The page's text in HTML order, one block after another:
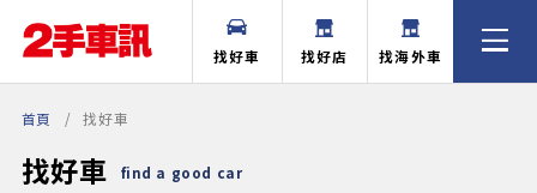
找好車 找好店 找海外車
首頁 找好車
找好車 find a good car